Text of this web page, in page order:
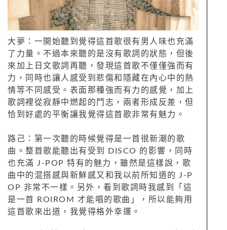
大夢：一開始聽到覺得這首歌很有男人味也充滿
了力量。不過本來聽的是沒有歌詞的狀態，但後
來加上日文歌詞再聽，發現這首歌不僅僅強而有
力，同時也讓人感受到悲傷和隱藏在內心中的熱
情等不同感受。表面那種強而有力的感覺，加上
歌詞裡從寂靜中燃起的鬥志，兩者形成反差，但
恰到好處的平衡讓我覺得這首歌非常有魅力。
路己：第一次聽的時候覺得是一首很新潮的歌
曲。整首歌能聽出有受到 DISCO 的影響，同時
也充滿 J-POP 特有的魅力，雖然是這樣說，歌
曲中的混搭感與新鮮感又和我以前所知道的 J-P
OP 非常不一樣。另外，看到歌詞時我感到「這
是一首 ROIROM 才能唱的歌曲」，所以能夠用
這首歌來出道，我覺得格外幸運。